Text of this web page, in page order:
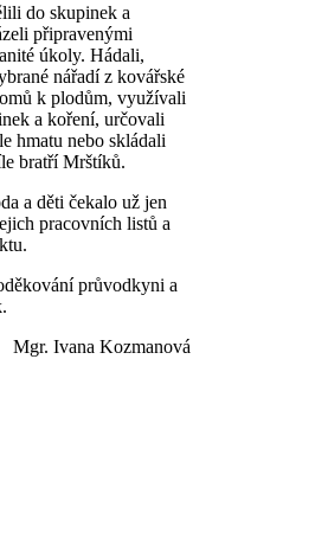
do skupinek a
připravenými
úkoly. Hádali,
nářadí z kovářské
k plodům, využívali
a koření, určovali
hmatu nebo skládali
bratří Mrštíků.
a děti čekalo už jen
pracovních listů a
průvodkyni a
Mgr. Ivana Kozmanová